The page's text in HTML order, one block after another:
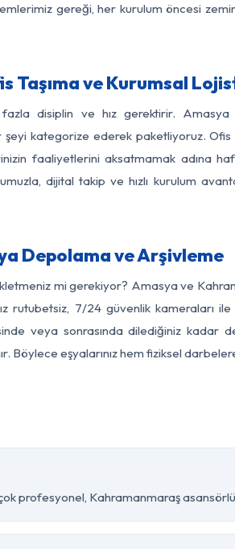
gereği, her kurulum öncesi
Taşıma ve Kurumsal
fazla disiplin ve hız gerektirir.
kategorize ederek paketliyoruz. Ofis
faaliyetlerini aksatmamak adına
dijital takip ve hızlı kurulum
Depolama ve Arşivleme
mi gerekiyor? Amasya ve
rutubetsiz, 7/24 güvenlik kameraları
veya sonrasında dilediğiniz kadar
eşyalarınız hem fiziksel
profesyonel, Kahramanmaraş